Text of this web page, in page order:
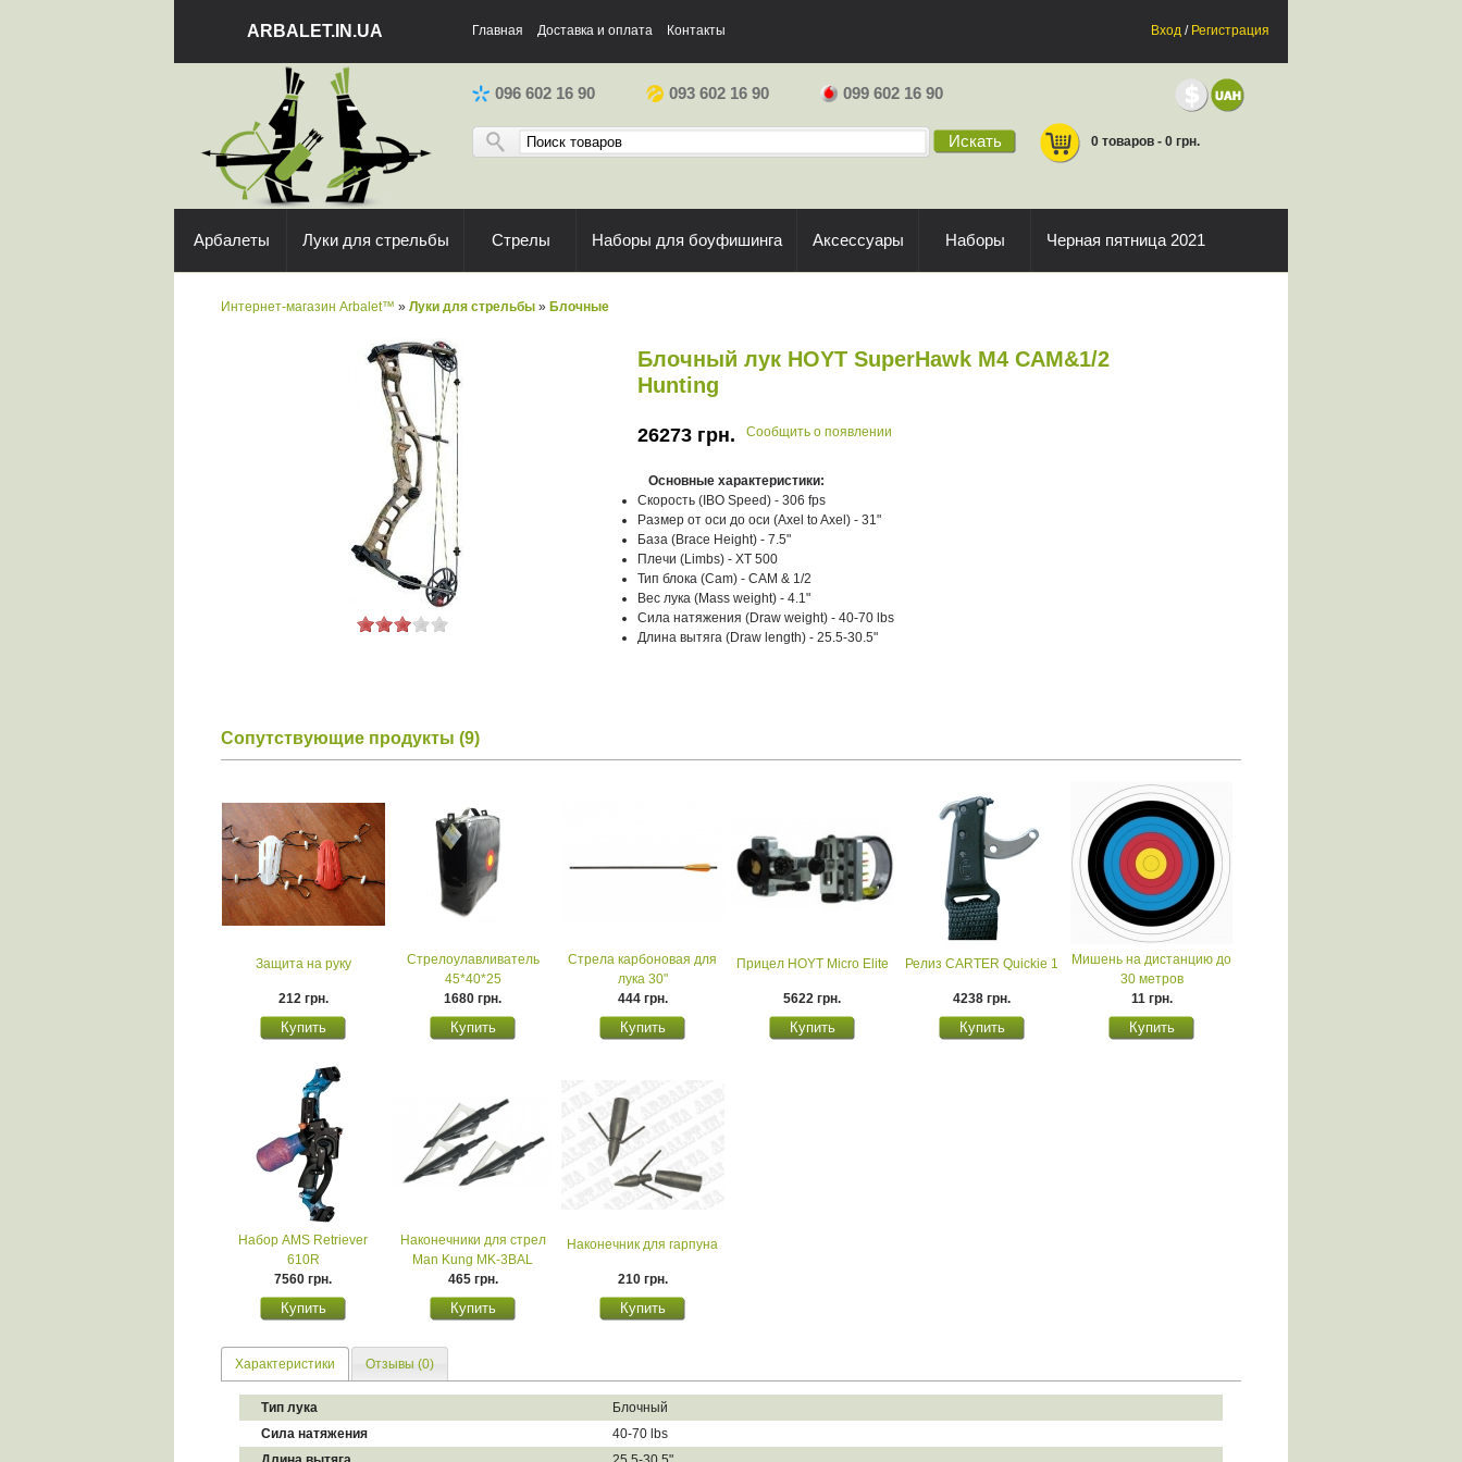
ARBALET.IN.UA Главная Доставка и оплата Контакты Вход / Регистрация
096 602 16 90 093 602 16 90 099 602 16 90
Искать 0 товаров - 0 грн.
Арбалеты Луки для стрельбы Стрелы Наборы для боуфишинга Аксессуары Наборы Черная пятница 2021
Интернет-магазин Arbalet™ » Луки для стрельбы » Блочные
Блочный лук HOYT SuperHawk M4 CAM&1/2
Hunting
26273 грн. Сообщить о появлении
Основные характеристики:
Скорость (IBO Speed) - 306 fps
Размер от оси до оси (Axel to Axel) - 31"
База (Brace Height) - 7.5"
Плечи (Limbs) - XT 500
Тип блока (Cam) - CAM & 1/2
Вес лука (Mass weight) - 4.1"
Сила натяжения (Draw weight) - 40-70 lbs
Длина вытяга (Draw length) - 25.5-30.5"
Сопутствующие продукты (9)
Защита на руку
212 грн.
Стрелоулавливатель
45*40*25
1680 грн.
Стрела карбоновая для
лука 30"
444 грн.
Прицел HOYT Micro Elite
5622 грн.
Релиз CARTER Quickie 1
4238 грн.
Мишень на дистанцию до
30 метров
11 грн.
Набор AMS Retriever
610R
7560 грн.
Наконечники для стрел
Man Kung MK-3BAL
465 грн.
Наконечник для гарпуна
210 грн.
Характеристики Отзывы (0)
Тип лука
Блочный
Сила натяжения
40-70 lbs